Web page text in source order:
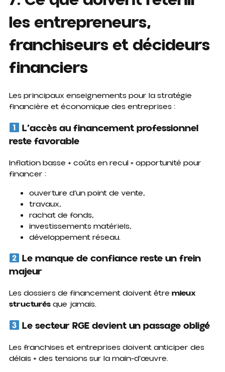
les entrepreneurs,
franchiseurs et décideurs
financiers
Les principaux enseignements pour la stratégie
financière et économique des entreprises :
L’accès au financement professionnel
reste favorable
Inflation basse + coûts en recul = opportunité pour
financer :
ouverture d’un point de vente,
travaux,
rachat de fonds,
investissements matériels,
développement réseau.
Le manque de confiance reste un frein
majeur
Les dossiers de financement doivent être mieux
structurésque jamais.
Le secteur RGE devient un passage obligé
Les franchises et entreprises doivent anticiper des
délais + des tensions sur la main-d’œuvre.